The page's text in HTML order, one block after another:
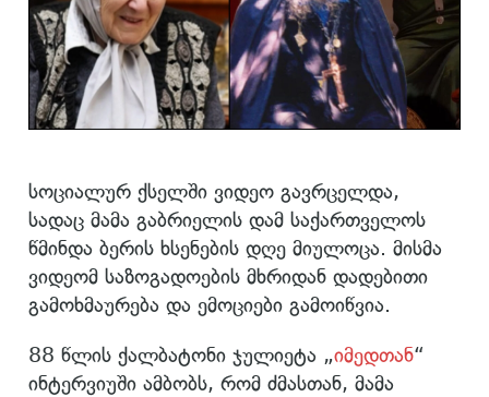
სოციალურ ქსელში ვიდეო გავრცელდა,
სადაც მამა გაბრიელის დამ საქართველოს
წმინდა ბერის ხსენების დღე მიულოცა. მისმა
ვიდეომ საზოგადოების მხრიდან დადებითი
გამოხმაურება და ემოციები გამოიწვია.
88 წლის ქალბატონი ჯულიეტა „იმედთან“
ინტერვიუში ამბობს, რომ ძმასთან, მამა